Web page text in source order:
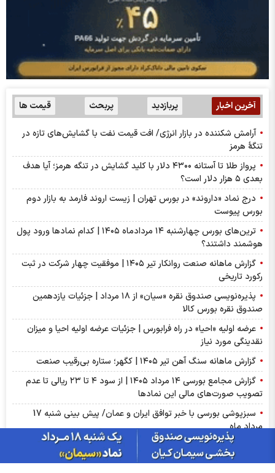
آخرین اخبار پربازدید پربحث قیمت ها
آرامش شکننده در بازار انرژی/ افت قیمت نفت با گشایش‌های تازه در
تنگۀ هرمز
پرواز طلا تا آستانه ۴۳۰۰ دلار با کلید گشایش در تنگه هرمز؛ آیا هدف
بعدی ۵ هزار دلار است؟
درج نماد «داروند» در بورس تهران | زیست اروند فارمد به بازار دوم
بورس پیوست
ترین‌های بورس چهارشنبه ۱۴ مردادماه ۱۴۰۵ | کدام نماد‌ها ورود پول
هوشمند داشتند؟
گزارش ماهانه صنعت روانکار تیر ۱۴۰۵ | موفقیت چهار شرکت در ثبت
رکورد تاریخی
پذیره‌نویسی صندوق نقره «سیان» از ۱۸ مرداد | جزئیات یازدهمین
صندوق نقره بورس کالا
عرضه اولیه «احیا» در راه فرابورس | جزئیات عرضه اولیه احیا و میزان
نقدینگی مورد نیاز
گزارش ماهانه سنگ آهن تیر ۱۴۰۵ | کگهر؛ ستاره بی‌رقیب صنعت
گزارش مجامع بورسی ۱۴ مرداد ۱۴۰۵ | از سود ۴ تا ۲۳ ریالی تا عدم
تصویب صورت‌های مالی این نماد‌ها
سبزپوشی بورسی با خبر توافق ایران و عمان/ پیش بینی شنبه 17
مرداد ماه
از درآمد ثابت تا طلا؛ آشنایی با صندوق‌های سرمایه‌گذاری ترنج
بازار گوگرد چین وارد فاز اصلاح شد؛ ضعف تقاضای کودهای فسفاته